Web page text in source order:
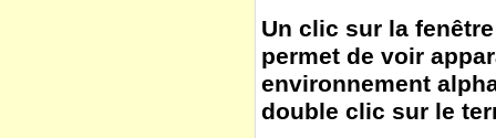
Un clic sur la
permet de voir
environnement
double clic sur le